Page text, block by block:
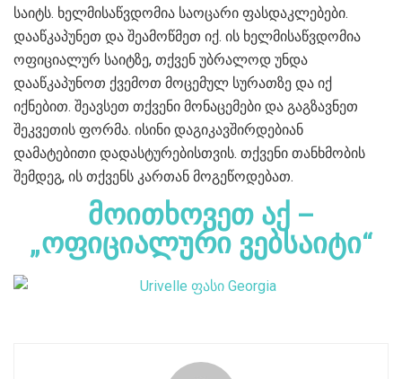
საიტს. ხელმისაწვდომია საოცარი ფასდაკლებები.
დააწკაპუნეთ და შეამოწმეთ იქ. ის ხელმისაწვდომია
ოფიციალურ საიტზე, თქვენ უბრალოდ უნდა
დააწკაპუნოთ ქვემოთ მოცემულ სურათზე და იქ
იქნებით. შეავსეთ თქვენი მონაცემები და გაგზავნეთ
შეკვეთის ფორმა. ისინი დაგიკავშირდებიან
დამატებითი დადასტურებისთვის. თქვენი თანხმობის
შემდეგ, ის თქვენს კართან მოგეწოდებათ.
მოითხოვეთ აქ –
„ოფიციალური ვებსაიტი“